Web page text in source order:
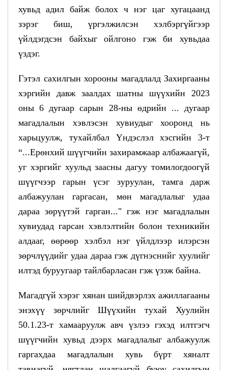
хувьд адил байж болох ч нэг цаг хугацаанд
зэрэг биш, үргэлжилсэн хэлбэргүйгээр
үйлдэгдсэн байхыг ойлгоно гэж би хувьдаа
үздэг.
Гэтэл сахилгын хорооны магадлалд Захиргааны
хэргийн давж заалдах шатны шүүхийн 2023
оны 6 дугаар сарын 28-ны өдрийн ... дугаар
магадлалын хэвлэсэн хувиудыг хооронд нь
харьцуулж, тухайлбал Үндэслэл хэсгийн 3-т
“...Ерөнхий шүүгчийн захирамжаар албажаагүй,
уг хэргийг хуульд заасны дагуу томилогдоогүй
шүүгчээр гарын үсэг зуруулан, тамга дарж
албажуулан гаргасан, мөн магадлалыг удаа
дараа зөрүүтэй гарган..." гэж нэг магадлалын
хувиудад гарсан хэвлэлтийн болон техникийн
алдааг, өөрөөр хэлбэл нэг үйлдлээр илэрсэн
зөрчлүүдийг удаа дараа гэж дүгнэснийг хуулийг
илтэд буруугаар тайлбарласан гэж үзэж байна.
Магадгүй хэрэг хянан шийдвэрлэх ажиллагааны
энэхүү зөрчлийг Шүүхийн тухай Хуулийн
50.1.23-т хамааруулж авч үзлээ гэхэд илтгэгч
шүүгчийн хувьд дээрх магадлалыг албажуулж
гаргахдаа магадлалын хувь бүрт хяналт